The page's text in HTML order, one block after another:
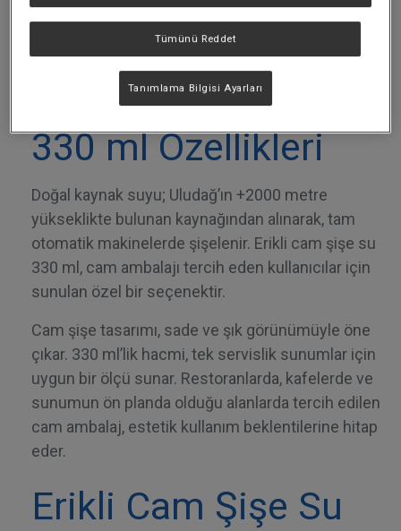
Erikli lezzeti ve aradığınız kalite, premium cam
şişede hayat bulur.
Erikli Cam Şişe Su
330 ml Özellikleri
Doğal kaynak suyu; Uludağ’ın +2000 metre
yükseklikte bulunan kaynağından alınarak, tam
otomatik makinelerde şişelenir. Erikli cam şişe su
330 ml, cam ambalajı tercih eden kullanıcılar için
sunulan özel bir seçenektir.
Cam şişe tasarımı, sade ve şık görünümüyle öne
çıkar. 330 ml’lik hacmi, tek servislik sunumlar için
uygun bir ölçü sunar. Restoranlarda, kafelerde ve
sunumun ön planda olduğu alanlarda tercih edilen
cam ambalaj, estetik kullanım beklentilerine hitap
eder.
Erikli Cam Şişe Su
Tümünü Reddet
Tanımlama Bilgisi Ayarları